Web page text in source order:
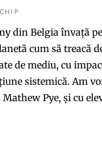
din Belgia învață
cum să treacă
de mediu, cu
sistemică. Am
Pye, și cu